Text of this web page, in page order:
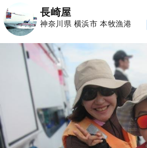
長崎屋
神奈川県 横浜市 本牧漁港